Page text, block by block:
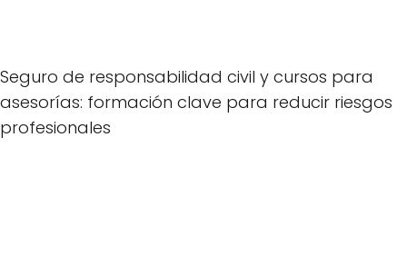
Seguro de responsabilidad civil y cursos para
asesorías: formación clave para reducir riesgos
profesionales